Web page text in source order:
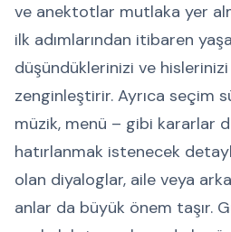
ve anektotlar mutlaka yer
ilk adımlarından itibaren
düşündüklerinizi ve
zenginleştirir. Ayrıca seçim
müzik, menü – gibi kararlar
hatırlanmak istenecek
olan diyaloglar, aile veya
anlar da büyük önem taşır.